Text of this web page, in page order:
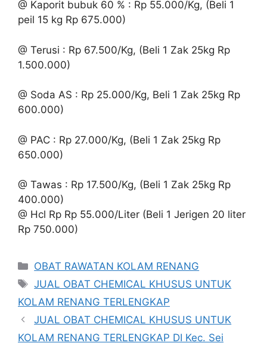
@ Kaporit bubuk 60 % : Rp 55.000/Kg, (Beli 1
peil 15 kg Rp 675.000)
@ Terusi : Rp 67.500/Kg, (Beli 1 Zak 25kg Rp
1.500.000)
@ Soda AS : Rp 25.000/Kg, Beli 1 Zak 25kg Rp
600.000)
@ PAC : Rp 27.000/Kg, (Beli 1 Zak 25kg Rp
650.000)
@ Tawas : Rp 17.500/Kg, (Beli 1 Zak 25kg Rp
400.000)
@ Hcl Rp Rp 55.000/Liter (Beli 1 Jerigen 20 liter
Rp 750.000)
Kategori
OBAT RAWATAN KOLAM RENANG
Tag
JUAL OBAT CHEMICAL KHUSUS UNTUK
KOLAM RENANG TERLENGKAP
JUAL OBAT CHEMICAL KHUSUS UNTUK
KOLAM RENANG TERLENGKAP DI Kec. Sei